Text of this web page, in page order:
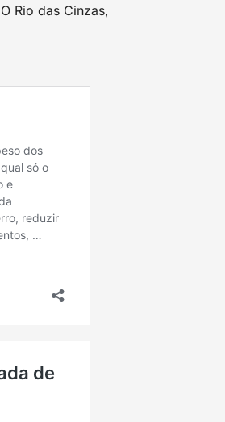
Rio das Cinzas,